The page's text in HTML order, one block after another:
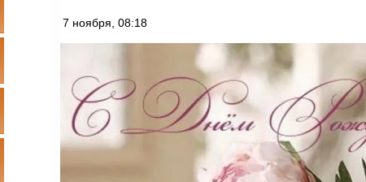
7 ноября, 08:18